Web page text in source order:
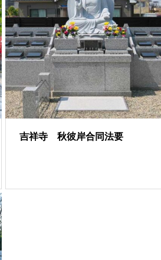
吉祥寺 秋彼岸合同法要